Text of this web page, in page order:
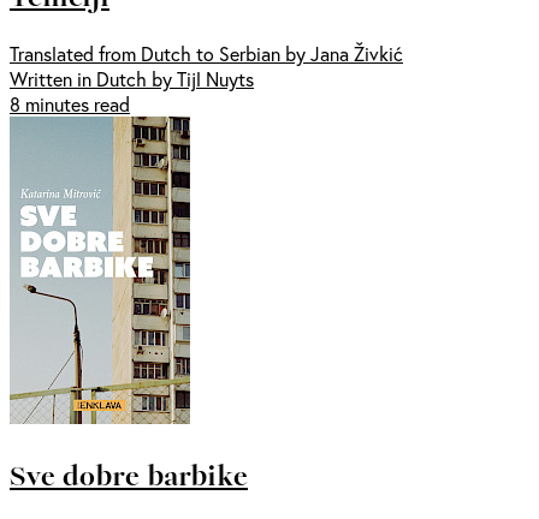
Translated from Dutch to Serbian by Jana Živkić
Written in Dutch by Tijl Nuyts
8 minutes read
Sve dobre barbike